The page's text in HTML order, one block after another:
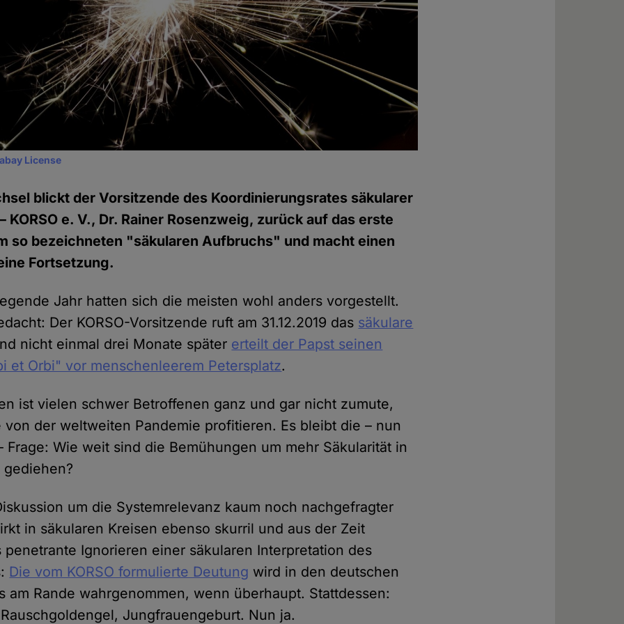
License
blickt der Vorsitzende des Koordinierungsrates säkularer
KORSO e. V., Dr. Rainer Rosenzweig, zurück auf das erste
so bezeichneten "säkularen Aufbruchs" und macht einen
Fortsetzung.
Jahr hatten sich die meisten wohl anders vorgestellt.
Der KORSO-Vorsitzende ruft am 31.12.2019 das säkulare
nicht einmal drei Monate später erteilt der Papst seinen
et Orbi" vor menschenleerem Petersplatz.
ist vielen schwer Betroffenen ganz und gar nicht zumute,
von der weltweiten Pandemie profitieren. Es bleibt die – nun
Frage: Wie weit sind die Bemühungen um mehr Säkularität in
um die Systemrelevanz kaum noch nachgefragter
in säkularen Kreisen ebenso skurril und aus der Zeit
Ignorieren einer säkularen Interpretation des
Die vom KORSO formulierte Deutung wird in den deutschen
am Rande wahrgenommen, wenn überhaupt. Stattdessen:
Jungfrauengeburt. Nun ja.